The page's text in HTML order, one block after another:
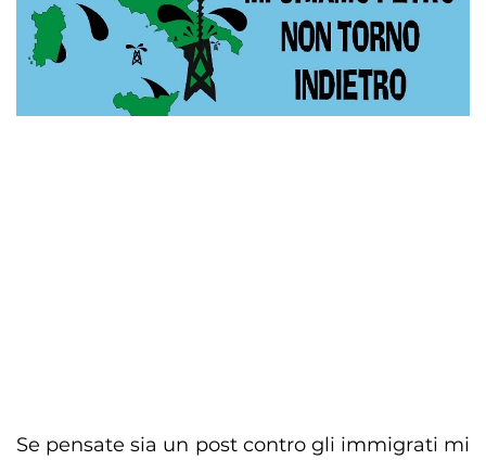
Se pensate sia un post contro gli immigrati mi